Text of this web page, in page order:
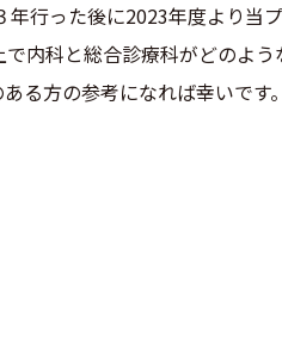
行った後に2023年度より当
内科と総合診療科がどのよ
る方の参考になれば幸いです